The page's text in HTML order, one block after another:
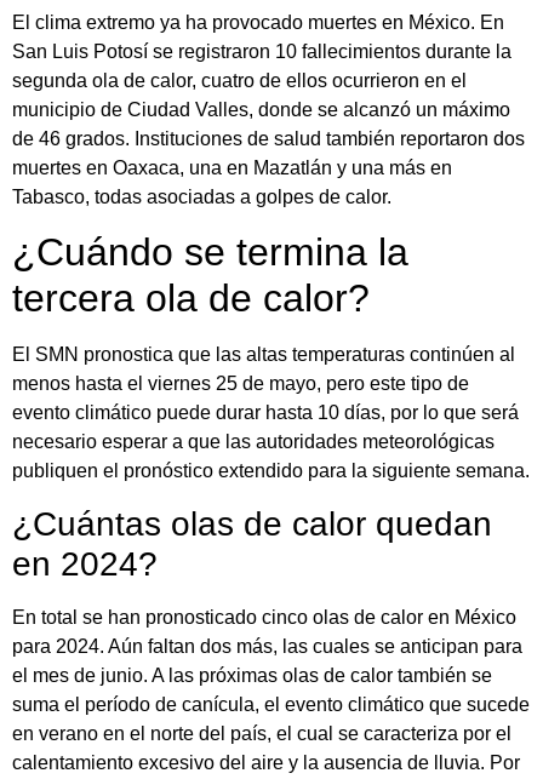
El clima extremo ya ha provocado muertes en México. En
San Luis Potosí se registraron 10 fallecimientos durante la
segunda ola de calor, cuatro de ellos ocurrieron en el
municipio de Ciudad Valles, donde se alcanzó un máximo
de 46 grados. Instituciones de salud también reportaron dos
muertes en Oaxaca, una en Mazatlán y una más en
Tabasco, todas asociadas a golpes de calor.
¿Cuándo se termina la
tercera ola de calor?
El SMN pronostica que las altas temperaturas continúen al
menos hasta el viernes 25 de mayo, pero este tipo de
evento climático puede durar hasta 10 días, por lo que será
necesario esperar a que las autoridades meteorológicas
publiquen el pronóstico extendido para la siguiente semana.
¿Cuántas olas de calor quedan
en 2024?
En total se han pronosticado cinco olas de calor en México
para 2024. Aún faltan dos más, las cuales se anticipan para
el mes de junio. A las próximas olas de calor también se
suma el período de canícula, el evento climático que sucede
en verano en el norte del país, el cual se caracteriza por el
calentamiento excesivo del aire y la ausencia de lluvia. Por